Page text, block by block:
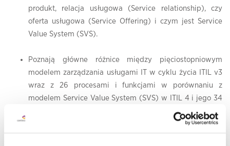
produkt, relacja usługowa (Service relationship), czy
oferta usługowa (Service Offering) i czym jest Service
Value System (SVS).
Poznają główne różnice między pięciostopniowym
modelem zarządzania usługami IT w cyklu życia ITIL v3
wraz z 26 procesami i funkcjami w porównaniu z
modelem Service Value System (SVS) w ITIL 4 i jego 34